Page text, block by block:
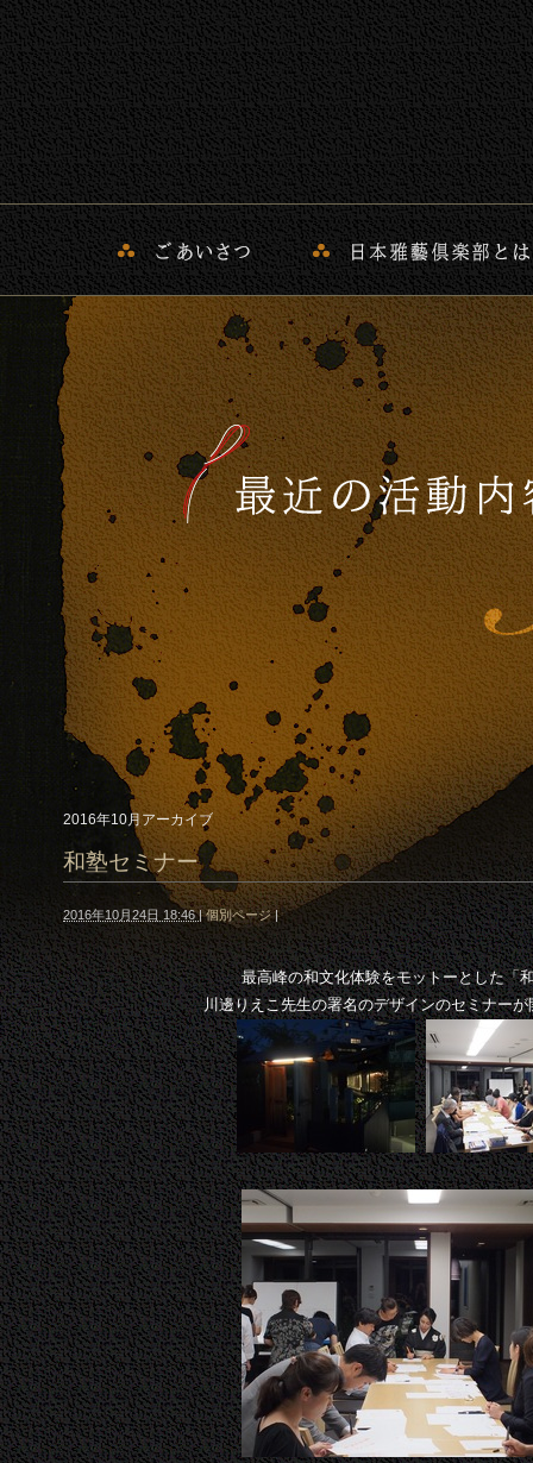
2016年10月アーカイブ
和塾セミナー
2016年10月24日 18:46| 個別ページ |
最高峰の和文化体験をモットーとした「
川邊りえこ先生の署名のデザインのセミナー